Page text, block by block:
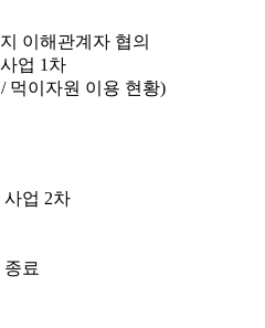
이해관계자 협의
업 1차
먹이자원 이용 현황)
업 2차
종료